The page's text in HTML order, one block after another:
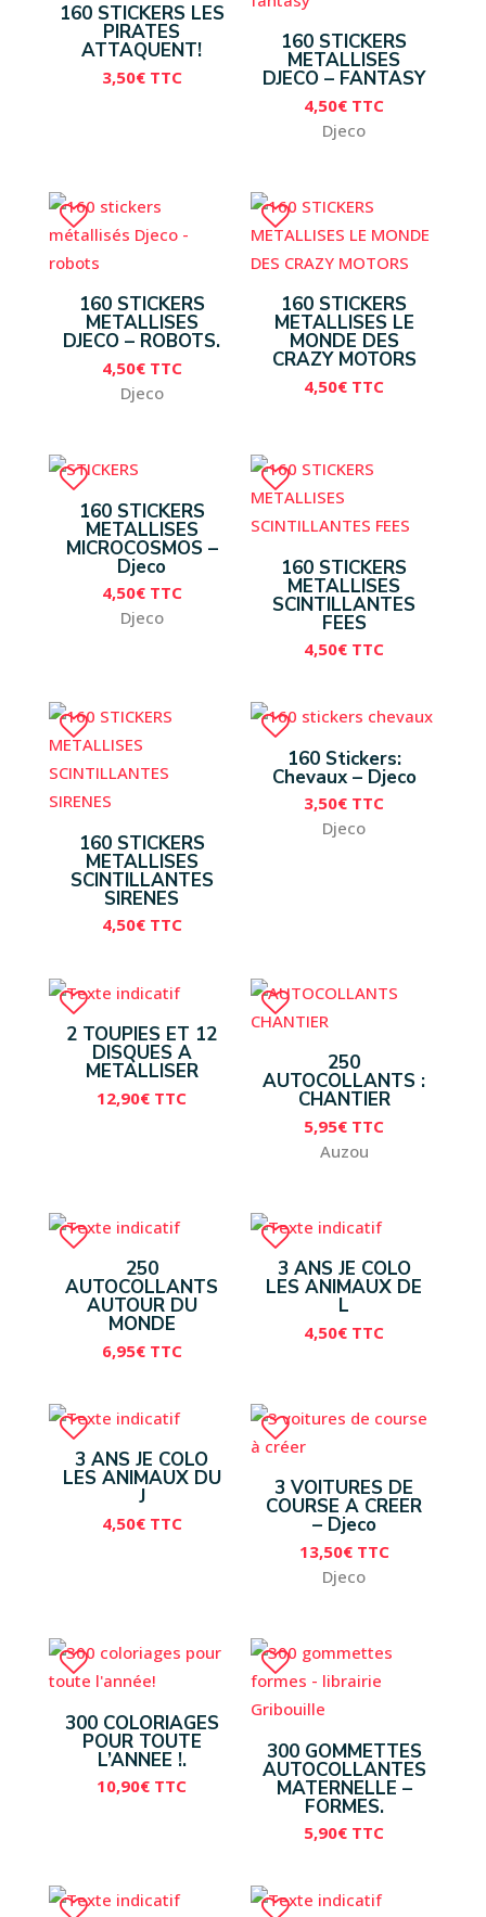
160 STICKERS LES
PIRATES
ATTAQUENT!
3,50€ TTC
160 STICKERS
METALLISES
DJECO – FANTASY
4,50€ TTC
Djeco
160 STICKERS
METALLISES
DJECO – ROBOTS.
4,50€ TTC
Djeco
160 STICKERS
METALLISES LE
MONDE DES
CRAZY MOTORS
4,50€ TTC
160 STICKERS
METALLISES
MICROCOSMOS –
Djeco
4,50€ TTC
Djeco
160 STICKERS
METALLISES
SCINTILLANTES
FEES
4,50€ TTC
160 STICKERS
METALLISES
SCINTILLANTES
SIRENES
4,50€ TTC
160 Stickers:
Chevaux – Djeco
3,50€ TTC
Djeco
2 TOUPIES ET 12
DISQUES A
METALLISER
12,90€ TTC
250
AUTOCOLLANTS :
CHANTIER
5,95€ TTC
Auzou
250
AUTOCOLLANTS
AUTOUR DU
MONDE
6,95€ TTC
3 ANS JE COLO
LES ANIMAUX DE
L
4,50€ TTC
3 ANS JE COLO
LES ANIMAUX DU
J
4,50€ TTC
3 VOITURES DE
COURSE A CREER
– Djeco
13,50€ TTC
Djeco
300 COLORIAGES
POUR TOUTE
L’ANNEE !.
10,90€ TTC
300 GOMMETTES
AUTOCOLLANTES
MATERNELLE –
FORMES.
5,90€ TTC